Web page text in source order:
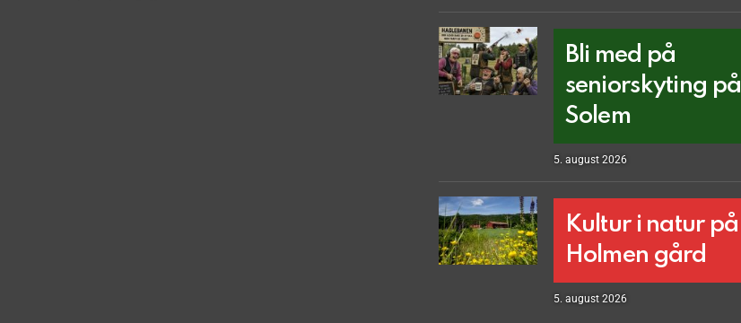
Bli med på
seniorskyting på
Solem
5. august 2026
Kultur i natur på
Holmen gård
5. august 2026